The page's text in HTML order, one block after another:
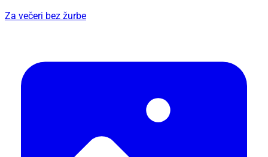
Za večeri bez žurbe